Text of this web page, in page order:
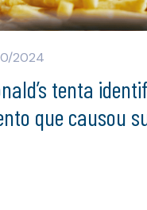
2024
tenta
que causou